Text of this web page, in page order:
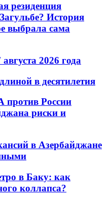
резиденция
История
выбрала сама
2026 года
в десятилетия
России
риски и
в Азербайджане
в Баку: как
коллапса?